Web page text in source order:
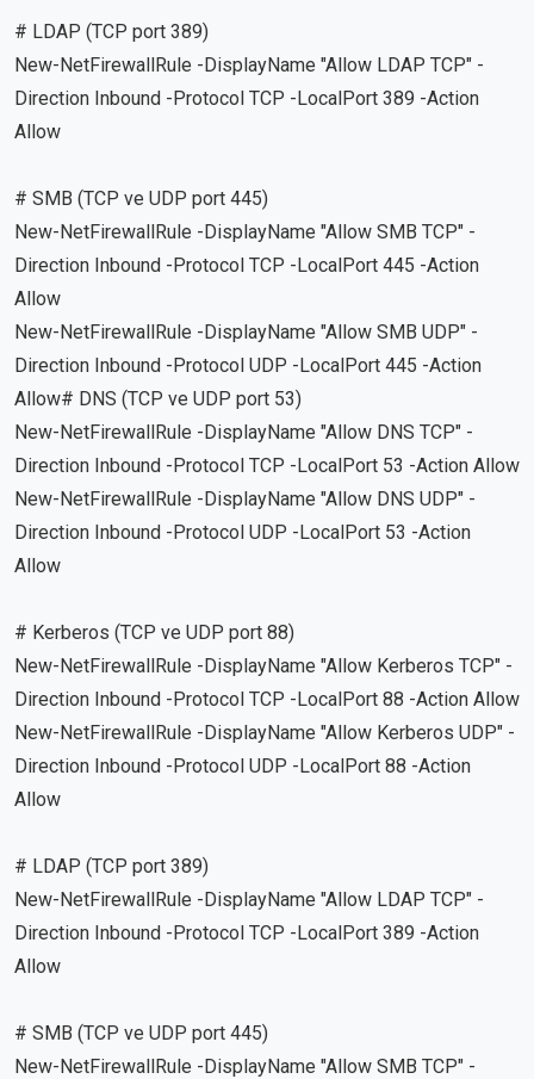
# LDAP (TCP port 389)
New-NetFirewallRule -DisplayName "Allow LDAP TCP" -
Direction Inbound -Protocol TCP -LocalPort 389 -Action
Allow
# SMB (TCP ve UDP port 445)
New-NetFirewallRule -DisplayName "Allow SMB TCP" -
Direction Inbound -Protocol TCP -LocalPort 445 -Action
Allow
New-NetFirewallRule -DisplayName "Allow SMB UDP" -
Direction Inbound -Protocol UDP -LocalPort 445 -Action
Allow# DNS (TCP ve UDP port 53)
New-NetFirewallRule -DisplayName "Allow DNS TCP" -
Direction Inbound -Protocol TCP -LocalPort 53 -Action Allow
New-NetFirewallRule -DisplayName "Allow DNS UDP" -
Direction Inbound -Protocol UDP -LocalPort 53 -Action
Allow
# Kerberos (TCP ve UDP port 88)
New-NetFirewallRule -DisplayName "Allow Kerberos TCP" -
Direction Inbound -Protocol TCP -LocalPort 88 -Action Allow
New-NetFirewallRule -DisplayName "Allow Kerberos UDP" -
Direction Inbound -Protocol UDP -LocalPort 88 -Action
Allow
# LDAP (TCP port 389)
New-NetFirewallRule -DisplayName "Allow LDAP TCP" -
Direction Inbound -Protocol TCP -LocalPort 389 -Action
Allow
# SMB (TCP ve UDP port 445)
New-NetFirewallRule -DisplayName "Allow SMB TCP" -